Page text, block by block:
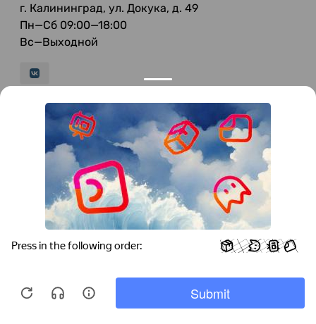
г. Калининград, ул. Докука, д. 49
Пн—Сб 09:00—18:00
Вс—Выходной
© 2026 LeFFAM — материалы для качественной
мягкой мебели
Получение и обработка персональных данных происходит в
соответствии с Федеральным законом от 27.07.2006 года №152-ФЗ
"О персональных данных", на условиях и для целей, определенных
Политикой конфиденциальности
Все права защищены. Использование информации с сайта без
разрешения запрещено. Информация, указанная на сайте, не
является публичной офертой.
ООО "Мебель-Холл" ИНН: 3904613126 ОГРН: 1103925020517
Мы используем cookies для быстрой и